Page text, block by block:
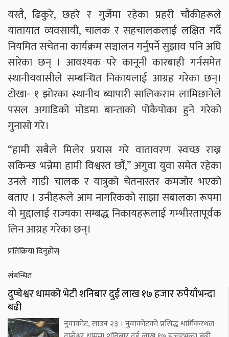
यस्तै, ढिकुरे, छहरे र गुर्जेमा रहेका प्रहरी चौकीहरूले
यातायात व्यवसायी, चालक र सहचालकलाई लक्षित गर्दै
नियमित सचेतना कार्यक्रम सञ्चालन गर्नुपर्ने सुझाव पनि अघि
सारेका छन् । आवश्यक परे कानूनी कारबाही गर्नसमेत
स्थानीयवासीले सम्बन्धित निकायलाई आग्रह गरेका छन्।
टोखा- १ झोरका स्थानीय ब्यापारी सालिकराम लामिछानेले
पसल अगाडिको मोडमा बान्ताको पोकैपोका हुने गरेको
गुनासो गरे।
“हामी सबैले मिलेर प्रयास गरे वातावरण स्वच्छ राख्न
सकिन्छ भन्नेमा हामी विश्वस्त छौं,” अगुवा युवा समेत रहेका
उनले गाडी चालक र यात्रुको चेतनास्तर कमजोर भएको
बताए । उनीहरूले आम नागरिकको साझा सबालका रूपमा
यो मुद्दालाई राज्यका सम्बद्ध निकायहरूलाई गम्भीरतापूर्वक
लिन आग्रह गरेका छन्।
प्रतिक्रिया दिनुहोस्
संबन्धित
दुप्चेश्वर धामको भेटी शनिबार दुई लाख १७ हजार रुपैयाँभन्दा
बढी
नुवाकोट, साउन २३ । नुवाकोटको प्रसिद्ध धार्मिकस्थल